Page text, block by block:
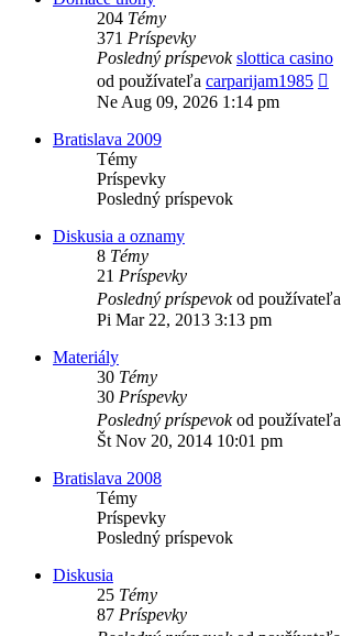
204 Témy
371 Príspevky
Posledný príspevok slottica casino
od používateľa carparijam1985
Ne Aug 09, 2026 1:14 pm
Bratislava 2009
Témy
Príspevky
Posledný príspevok
Diskusia a oznamy
8 Témy
21 Príspevky
Posledný príspevokod používateľa
Pi Mar 22, 2013 3:13 pm
Materiály
30 Témy
30 Príspevky
Posledný príspevokod používateľa
Št Nov 20, 2014 10:01 pm
Bratislava 2008
Témy
Príspevky
Posledný príspevok
Diskusia
25 Témy
87 Príspevky